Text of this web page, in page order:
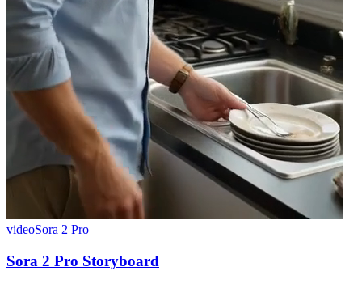
videoSora 2 Pro
Sora 2 Pro Storyboard